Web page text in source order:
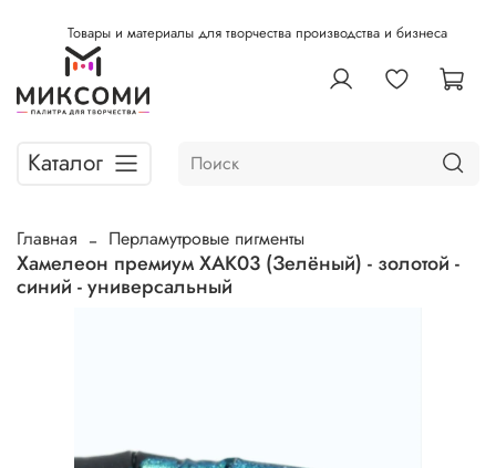
Товары и материалы для творчества производства и бизнеса
Каталог
Главная Перламутровые пигменты
Хамелеон премиум ХАК03 (Зелёный) - золотой -
синий - универсальный